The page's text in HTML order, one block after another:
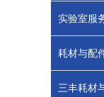
实验室服
耗材与配
三丰耗材